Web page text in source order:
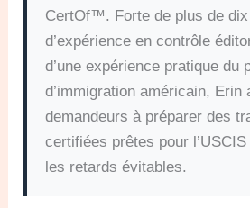
CertOf™. Forte de plus de dix
d’expérience en contrôle
d’une expérience pratique du
d’immigration américain, Erin
demandeurs à préparer des
certifiées prêtes pour
les retards évitables.